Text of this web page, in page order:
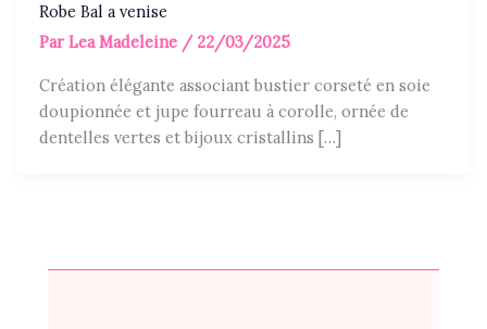
Robe Bal a venise
ParLea Madeleine / 22/03/2025
Création élégante associant bustier corseté en soie
doupionnée et jupe fourreau à corolle, ornée de
dentelles vertes et bijoux cristallins […]